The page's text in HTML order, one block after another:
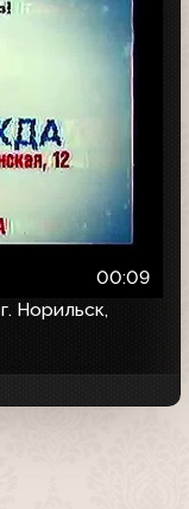
00:09
Норильск,